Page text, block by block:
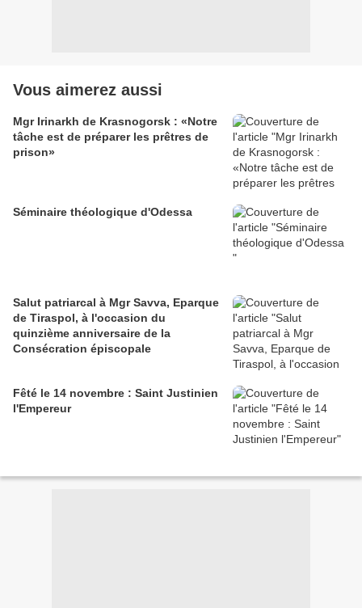
Vous aimerez aussi
Mgr Irinarkh de Krasnogorsk : «Notre
tâche est de préparer les prêtres de
prison»
Séminaire théologique d'Odessa
Salut patriarcal à Mgr Savva, Eparque
de Tiraspol, à l'occasion du
quinzième anniversaire de la
Consécration épiscopale
Fêté le 14 novembre : Saint Justinien
l'Empereur